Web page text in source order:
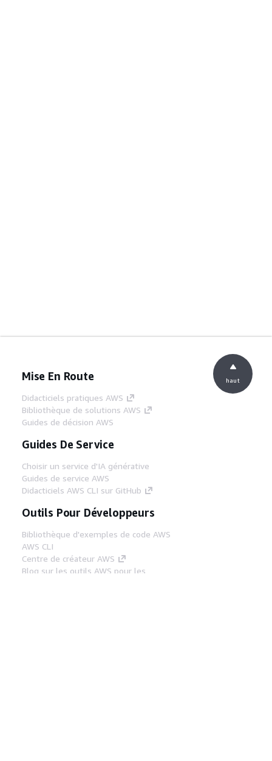
Mise En Route
Didacticiels pratiques AWS
Bibliothèque de solutions AWS
Guides de décision AWS
Guides De Service
Choisir un service d'IA générative
Guides de service AWS
Didacticiels AWS CLI sur GitHub
Outils Pour Développeurs
Bibliothèque d'exemples de code AWS
AWS CLI
Centre de créateur AWS
Blog sur les outils AWS pour les
haut